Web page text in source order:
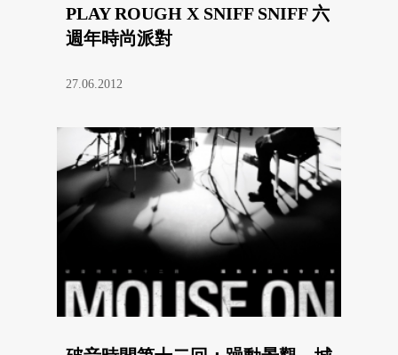
PLAY ROUGH X SNIFF SNIFF 六
週年時尚派對
27.06.2012